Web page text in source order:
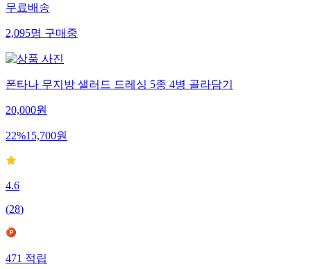
무료배송
2,095명구매중
폰타나 무지방 샐러드 드레싱 5종 4병 골라담기
20,000원
22%15,700원
4.6
(28)
471적립